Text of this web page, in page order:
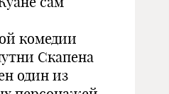
комедии
Скапена
один из